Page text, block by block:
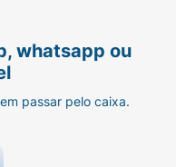
whatsapp ou
passar pelo caixa.